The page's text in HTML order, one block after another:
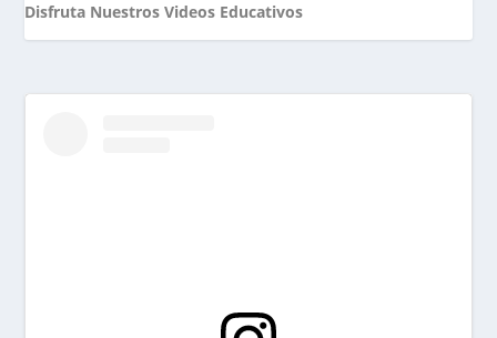
Disfruta Nuestros Videos Educativos